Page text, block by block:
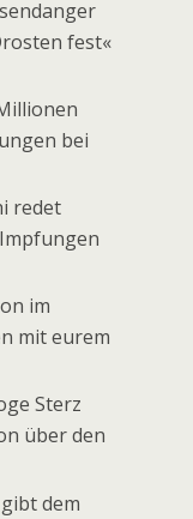
fest«
bei
redet
im
mit eurem
Sterz
über den
dem